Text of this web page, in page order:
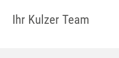
Ihr Kulzer Team